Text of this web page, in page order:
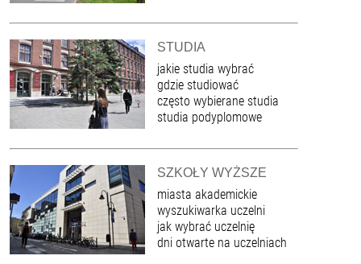
STUDIA
jakie studia wybrać
gdzie studiować
często wybierane studia
studia podyplomowe
SZKOŁY WYŻSZE
miasta akademickie
wyszukiwarka uczelni
jak wybrać uczelnię
dni otwarte na uczelniach